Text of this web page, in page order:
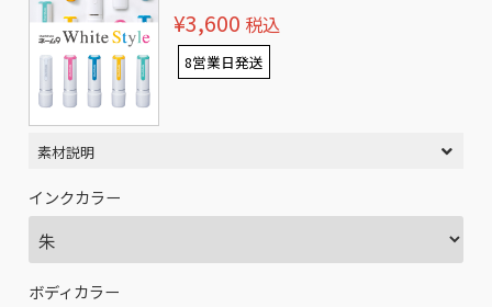
¥3,600 税込
8営業日発送
素材説明
インクカラー
ボディカラー